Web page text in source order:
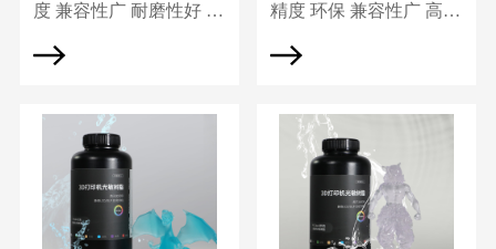
度 兼容性广 耐磨性好 成
精度 环保 兼容性广 高性
时间短